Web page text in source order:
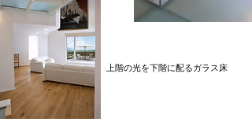
上階の光を下階に配るガラス床